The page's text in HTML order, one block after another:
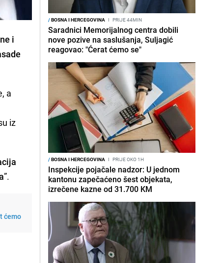
i
a
iz
”.
ćemo
/BOSNA I HERCEGOVINA I PRIJE 44MIN
Saradnici Memorijalnog centra dobili
nove pozive na saslušanja, Suljagić
reagovao: "Ćerat ćemo se"
/BOSNA I HERCEGOVINA I PRIJE OKO 1H
Inspekcije pojačale nadzor: U jednom
kantonu zapečaćeno šest objekata,
izrečene kazne od 31.700 KM